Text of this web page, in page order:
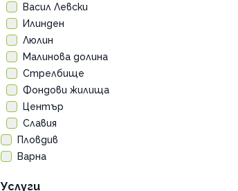
Васил Левски
Илинден
Люлин
Малинова долина
Стрелбище
Фондови жилища
Център
Славия
Пловдив
Варна
Услуги